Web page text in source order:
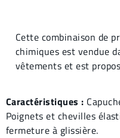
Cette combinaison de
chimiques est vendue
vêtements et est
Caractéristiques :
Poignets et chevilles
fermeture à glissière.